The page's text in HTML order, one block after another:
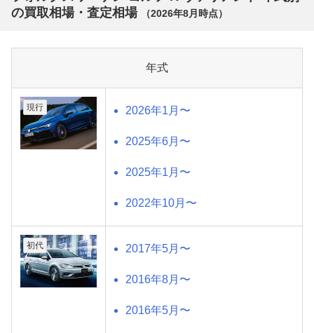
の買取相場・査定相場
（2026年8月 時点）
年式
現行 2026年1月〜
2025年6月〜
2025年1月〜
2022年10月〜
初代 2017年5月〜
2016年8月〜
2016年5月〜